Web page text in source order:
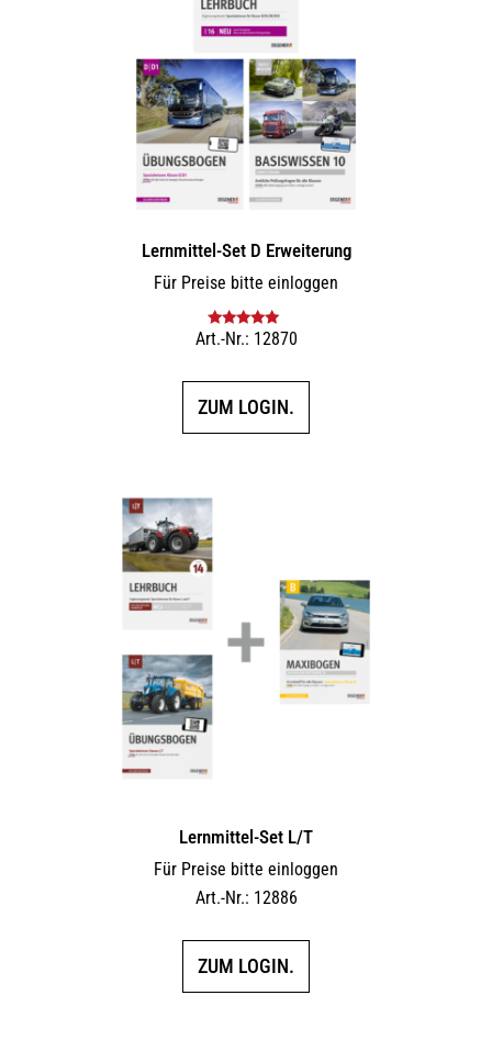
Lernmittel-Set D Erweiterung
Für Preise bitte einloggen
Bewertet mit
Art.-Nr.: 12870
ZUM LOGIN.
Lernmittel-Set L/T
Für Preise bitte einloggen
Art.-Nr.: 12886
ZUM LOGIN.